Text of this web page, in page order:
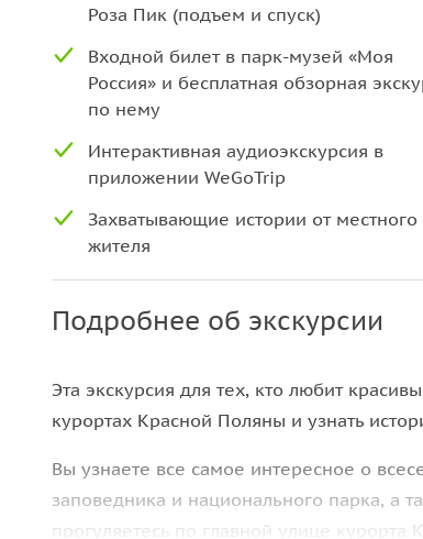
Роза Пик (подъем и спуск)
Входной билет в парк-музей «Моя
Россия» и бесплатная обзорная
по нему
Интерактивная аудиоэкскурсия в
приложении WeGoTrip
Захватывающие истории от местного
жителя
Подробнее об экскурсии
Эта экскурсия для тех, кто любит
курортах Красной Поляны и узнать
Вы узнаете все самое интересное о
заповедника и национального парка, а
прогуляетесь по главной улице